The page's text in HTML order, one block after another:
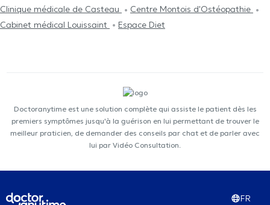
Clinique médicale de Casteau
Centre Μontois d'Ostéopathie
Cabinet médical Louissaint
Espace Diet
Doctoranytime est une solution complète qui assiste le patient dès les
premiers symptômes jusqu'à la guérison en lui permettant de trouver le
meilleur praticien, de demander des conseils par chat et de parler avec
lui par Vidéo Consultation.
FR